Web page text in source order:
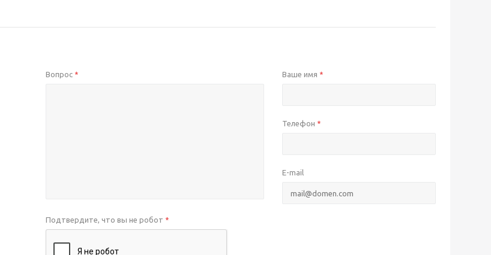
Вопрос * Ваше имя *
Телефон *
E-mail
Подтвердите, что вы не робот *